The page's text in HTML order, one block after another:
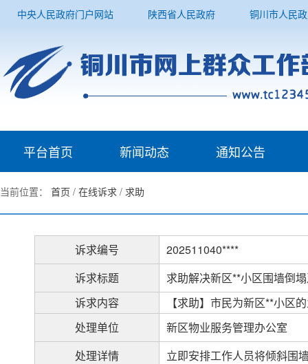
中央人民政府门户网站 陕西省人民政府 铜川市人民
平台首页 新闻动态 通知公告
当前位置： 首页 / 在线诉求 / 求助
诉求编号
202511040****
诉求标题
求助解决新区**小区围墙倒
诉求内容
【求助】市民为新区**小区
处理单位
新区物业服务管理办公室
处理详情
立即安排工作人员将倾斜围